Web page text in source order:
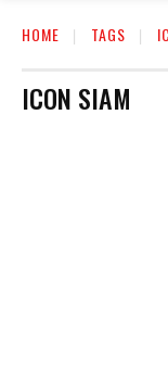
HOME TAGS
ICON SIAM